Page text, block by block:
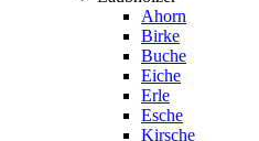
Ahorn
Birke
Buche
Eiche
Erle
Esche
Kirsche